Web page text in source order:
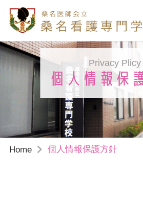
Privacy Plicy
個人情報保
Home 個人情報保護方針